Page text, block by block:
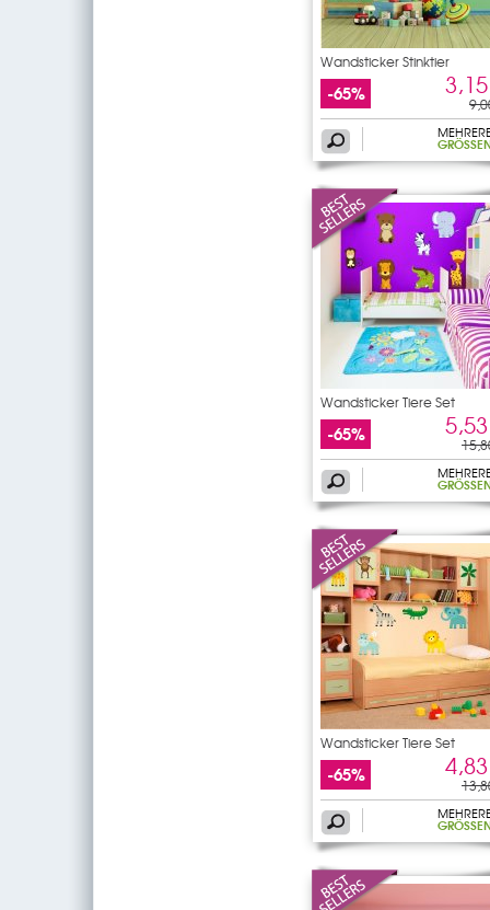
Wandsticker Stinktier
-65%
GRÖSSEN
Wandsticker Tiere Set
-65%
GRÖSSEN
Wandsticker Tiere Set
-65%
GRÖSSEN